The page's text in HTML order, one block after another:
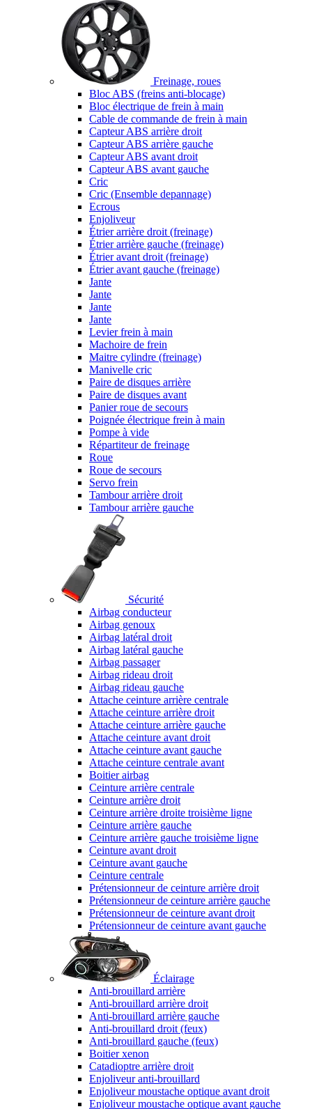
Freinage, roues
Bloc ABS (freins anti-blocage)
Bloc électrique de frein à main
Cable de commande de frein à main
Capteur ABS arrière droit
Capteur ABS arrière gauche
Capteur ABS avant droit
Capteur ABS avant gauche
Cric
Cric (Ensemble depannage)
Ecrous
Enjoliveur
Étrier arrière droit (freinage)
Étrier arrière gauche (freinage)
Étrier avant droit (freinage)
Étrier avant gauche (freinage)
Jante
Jante
Jante
Jante
Levier frein à main
Machoire de frein
Maitre cylindre (freinage)
Manivelle cric
Paire de disques arrière
Paire de disques avant
Panier roue de secours
Poignée électrique frein à main
Pompe à vide
Répartiteur de freinage
Roue
Roue de secours
Servo frein
Tambour arrière droit
Tambour arrière gauche
Sécurité
Airbag conducteur
Airbag genoux
Airbag latéral droit
Airbag latéral gauche
Airbag passager
Airbag rideau droit
Airbag rideau gauche
Attache ceinture arrière centrale
Attache ceinture arrière droit
Attache ceinture arrière gauche
Attache ceinture avant droit
Attache ceinture avant gauche
Attache ceinture centrale avant
Boitier airbag
Ceinture arrière centrale
Ceinture arrière droit
Ceinture arrière droite troisième ligne
Ceinture arrière gauche
Ceinture arrière gauche troisième ligne
Ceinture avant droit
Ceinture avant gauche
Ceinture centrale
Prétensionneur de ceinture arrière droit
Prétensionneur de ceinture arrière gauche
Prétensionneur de ceinture avant droit
Prétensionneur de ceinture avant gauche
Éclairage
Anti-brouillard arrière
Anti-brouillard arrière droit
Anti-brouillard arrière gauche
Anti-brouillard droit (feux)
Anti-brouillard gauche (feux)
Boitier xenon
Catadioptre arrière droit
Enjoliveur anti-brouillard
Enjoliveur moustache optique avant droit
Enjoliveur moustache optique avant gauche